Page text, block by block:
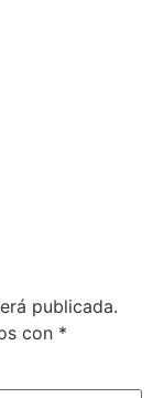
publicada.
con *